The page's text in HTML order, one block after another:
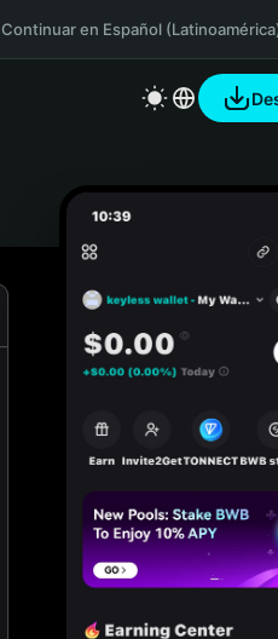
Continuar en Español